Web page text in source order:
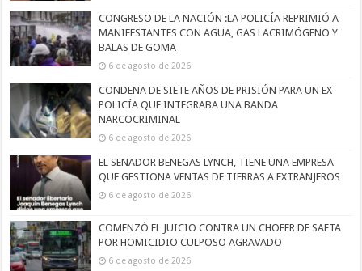
CONGRESO DE LA NACIÓN :LA POLICÍA REPRIMIÓ A
MANIFESTANTES CON AGUA, GAS LACRIMÓGENO Y
BALAS DE GOMA
6 de agosto de 2026
CONDENA DE SIETE AÑOS DE PRISIÓN PARA UN EX
POLICÍA QUE INTEGRABA UNA BANDA
NARCOCRIMINAL
6 de agosto de 2026
EL SENADOR BENEGAS LYNCH, TIENE UNA EMPRESA
QUE GESTIONA VENTAS DE TIERRAS A EXTRANJEROS
6 de agosto de 2026
COMENZÓ EL JUICIO CONTRA UN CHOFER DE SAETA
POR HOMICIDIO CULPOSO AGRAVADO
6 de agosto de 2026